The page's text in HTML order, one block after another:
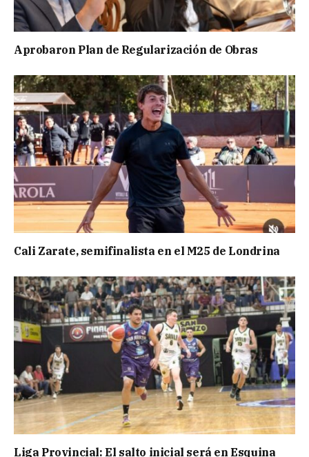
Aprobaron Plan de Regularización de Obras
Cali Zarate, semifinalista en el M25 de Londrina
Liga Provincial: El salto inicial será en Esquina